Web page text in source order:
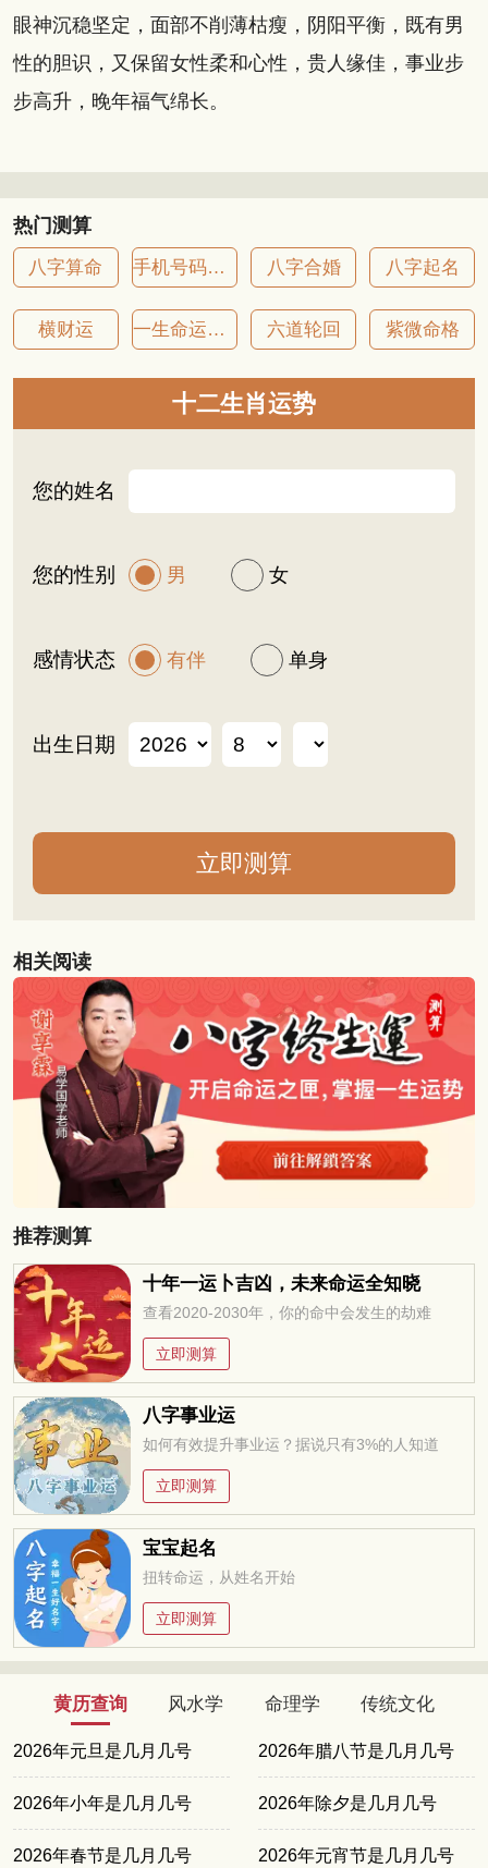
眼神沉稳坚定，面部不削薄枯瘦，阴阳平衡，既有男
性的胆识，又保留女性柔和心性，贵人缘佳，事业步
步高升，晚年福气绵长。
热门测算
八字算命 手机号码吉凶 八字合婚 八字起名
横财运 一生命运详批 六道轮回 紫微命格
十二生肖运势
您的姓名
您的性别 男 女
感情状态 有伴 单身
出生日期
相关阅读
推荐测算
十年一运卜吉凶，未来命运全知晓
查看2020-2030年，你的命中会发生的劫难
立即测算
八字事业运
如何有效提升事业运？据说只有3%的人知道
立即测算
宝宝起名
扭转命运，从姓名开始
立即测算
黄历查询 风水学 命理学 传统文化
2026年元旦是几月几号 2026年腊八节是几月几号
2026年小年是几月几号 2026年除夕是几月几号
2026年春节是几月几号 2026年元宵节是几月几号